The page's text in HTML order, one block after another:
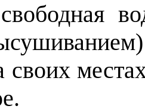
своих